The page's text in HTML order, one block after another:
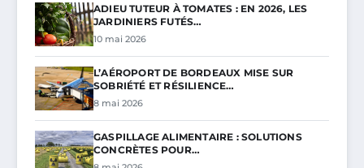
ADIEU TUTEUR À TOMATES : EN 2026, LES
JARDINIERS FUTÉS…
10 mai 2026
L’AÉROPORT DE BORDEAUX MISE SUR
SOBRIÉTÉ ET RÉSILIENCE…
8 mai 2026
GASPILLAGE ALIMENTAIRE : SOLUTIONS
CONCRÈTES POUR…